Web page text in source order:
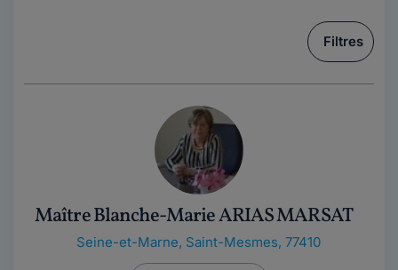
Filtres
Maître Blanche-Marie ARIAS MARSAT
Seine-et-Marne, Saint-Mesmes, 77410